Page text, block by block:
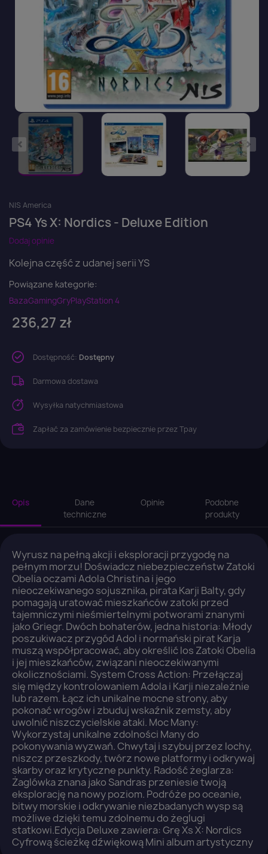
NIS America
PS4 Ys X: Nordics - Deluxe Edition
Dodaj opinie
Kolejna część z udanej serii YS
Powiązane kategorie:
BazaGamingGryPlayStation 4
236,27 zł
Dostępność: Dostępny
Darmowa dostawa
Wysyłka natychmiastowa
Zapłać za zamówienie bezpiecznie przez Tpay
Opis
Dane
techniczne
Opinie
Podobne
produkty
Wyrusz na pełną akcji i eksploracji przygodę na
pełnym morzu! Doświadcz niebezpieczeństw Zatoki
Obelia oczami Adola Christina i jego
nieoczekiwanego sojusznika, pirata Karji Balty, gdy
pomagają uratować mieszkańców zatoki przed
tajemniczymi nieśmiertelnymi potworami znanymi
jako Griegr. Dwóch bohaterów, jedna historia: Młody
poszukiwacz przygód Adol i normański pirat Karja
muszą współpracować, aby określić los Zatoki Obelia
i jej mieszkańców, związani nieoczekiwanymi
okolicznościami. System Cross Action: Przełączaj
się między kontrolowaniem Adola i Karji niezależnie
lub razem. Łącz ich unikalne mocne strony, aby
pokonać wrogów i zbuduj wskaźnik zemsty, aby
uwolnić niszczycielskie ataki. Moc Many:
Wykorzystaj unikalne zdolności Many do
pokonywania wyzwań. Chwytaj i szybuj przez lochy,
niszcz przeszkody, twórz nowe platformy i odkrywaj
skarby oraz krytyczne punkty. Radość żeglarza:
Żaglówka znana jako Sandras przeniesie twoją
eksplorację na nowy poziom. Podróże po oceanie,
bitwy morskie i odkrywanie niezbadanych wysp są
możliwe dzięki temu zdolnemu do żeglugi
statkowi.Edycja Deluxe zawiera: Grę Xs X: Nordics
Cyfrową ścieżkę dźwiękową Mini album artystyczny
Zaloguj się ×
You need to be logged in to save products in your